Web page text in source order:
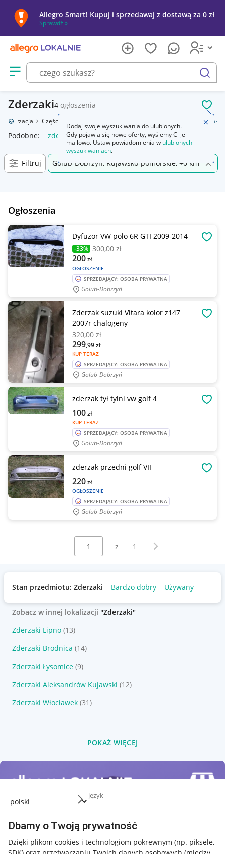
język
Dbamy o Twoją prywatność
Dzięki plikom cookies i technologiom pokrewnym (np. piksele,
Allegro Smart! Kupuj i sprzedawaj z dostawą za 0 zł
Sprawdź »
Otwórz menu z kategoriami
szukaj
Zderzaki4 ogłoszenia
Części samochodowe Zderzaki
Podobne: zderzak bmw e90 lci m pakiet zderzak zderzaki
Filtruj Golub-Dobrzyń, Kujawsko-pomorskie, +0 km
Ogłoszenia
Dyfuzor VW polo 6R GTI 2009-2014
-33% 300,00 zł
OGŁOSZENIE
200zł
SPRZEDAJĄCY: OSOBA PRYWATNA
Golub-Dobrzyń
Zderzak suzuki Vitara kolor z147
2007r chalogeny
320,00 zł
KUP TERAZ
299,99zł
SPRZEDAJĄCY: OSOBA PRYWATNA
Golub-Dobrzyń
zderzak tył tylni vw golf 4
KUP TERAZ
100zł
SPRZEDAJĄCY: OSOBA PRYWATNA
Golub-Dobrzyń
zderzak przedni golf VII
OGŁOSZENIE
220zł
SPRZEDAJĄCY: OSOBA PRYWATNA
Golub-Dobrzyń
Wybierz stronę:
z 1 Następna strona
Stan przedmiotu: Zderzaki Bardzo dobry Używany
Zobacz w innej lokalizacji "Zderzaki"
Zderzaki Lipno (13)
Zderzaki Brodnica (14)
Zderzaki Łysomice (9)
Zderzaki Aleksandrów Kujawski (12)
Zderzaki Włocławek (31)
POKAŻ WIĘCEJ
Dodaj swoje wyszukiwania do ulubionych.
Gdy pojawią się nowe oferty, wyślemy Ci je
mailowo. Ustaw powiadomienia w ulubionych
wyszukiwaniach.